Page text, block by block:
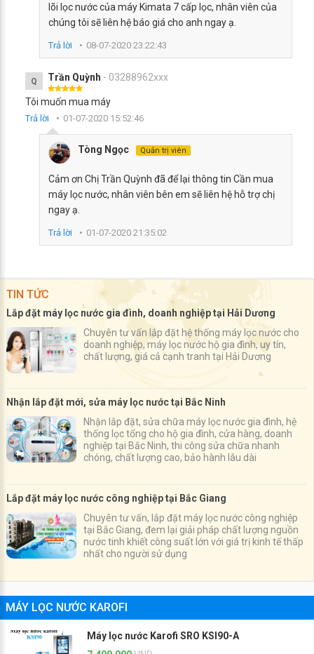
lõi lọc nước của máy Kimata 7 cấp lọc, nhân viên của
chúng tôi sẽ liên hệ báo giá cho anh ngay ạ.
Trả lời 08-07-2020 23:22:43
Q Trần Quỳnh - 03288962xxx
Tôi muốn mua máy
Trả lời 01-07-2020 15:52:46
Tòng Ngọc Quản trị viên
Cảm ơn Chị Trần Quỳnh đã để lại thông tin Cần mua
máy lọc nước, nhân viên bên em sẽ liên hệ hỗ trợ chị
ngay ạ.
Trả lời 01-07-2020 21:35:02
TIN TỨC
Lắp đặt máy lọc nước gia đình, doanh nghiệp tại Hải Dương
Chuyên tư vấn lắp đặt hệ thống máy lọc nước cho
doanh nghiệp, máy lọc nước hộ gia đình, uy tín,
chất lượng, giá cả cạnh tranh tại Hải Dương
Nhận lắp đặt mới, sửa máy lọc nước tại Bắc Ninh
Nhận lắp đặt, sửa chữa máy lọc nước gia đình, hệ
thống lọc tổng cho hộ gia đình, cửa hàng, doanh
nghiệp tại Bắc Ninh, thi công sửa chữa nhanh
chóng, chất lượng cao, bảo hành lâu dài
Lắp đặt máy lọc nước công nghiệp tại Bắc Giang
Chuyên tư vấn, lắp đặt máy lọc nước công nghiệp
tại Bắc Giang, đem lại giải pháp chất lượng nguồn
nước tinh khiết công suất lớn với giá trị kinh tế thấp
nhất cho người sử dụng
MÁY LỌC NƯỚC KAROFI
Máy lọc nước Karofi SRO KSI90-A